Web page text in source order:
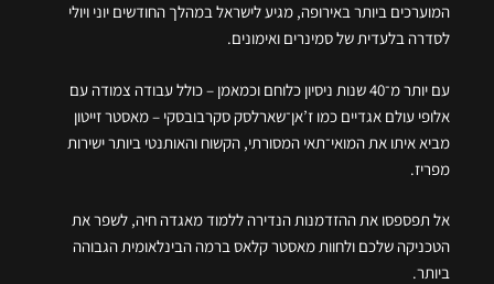
המוערכים ביותר באירופה, מגיע לישראל במהלך החודשים יוני ויולי
לסדרה בלעדית של סמינרים ואימונים.
עם יותר מ־40 שנות ניסיון כלוחם וכמאמן – כולל עבודה צמודה עם
אלופי עולם אגדיים כמו ז’אן־שארלסק סקרבובסקי – מאסטר זייטון
מביא איתו את המואי־תאי המסורתי, הקשוח והאותנטי ביותר ישירות
מפריז.
אל תפספסו את ההזדמנות הנדירה ללמוד מאגדה חיה, לשפר את
הטכניקה שלכם ולחוות מאסטר קלאס ברמה הבינלאומית הגבוהה
ביותר.